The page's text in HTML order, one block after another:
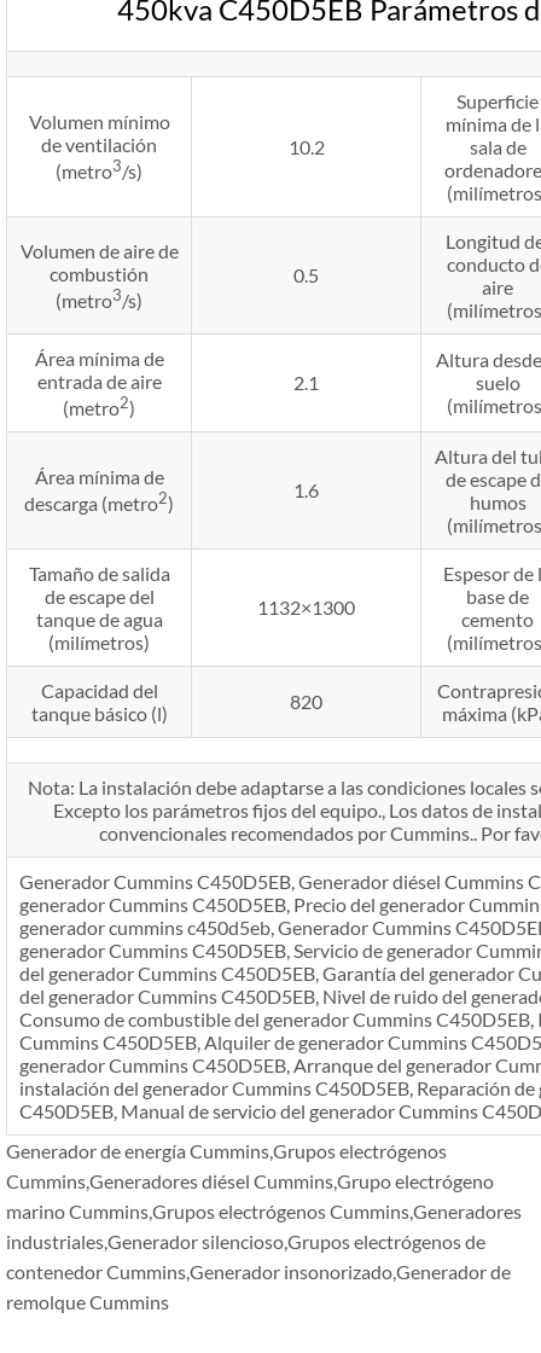
450kva C450D5EB Parámetros
Volumen mínimo
de ventilación
(metro3/s)
10.2
Superficie
mínima de
sala de
Volumen de aire de
combustión
(metro3/s)
0.5
Longitud
conducto
aire
Área mínima de
entrada de aire
(metro2)
2.1
Altura
suelo
Área mínima de
descarga (metro2)
1.6
Altura del
de escape
humos
Tamaño de salida
de escape del
tanque de agua
(milímetros)
1132×1300
Espesor de
base de
cemento
Capacidad del
tanque básico (l)
820
máxima
Nota: La instalación debe adaptarse a las condiciones locales
Excepto los parámetros fijos del equipo., Los datos de
convencionales recomendados por Cummins.. Por
Generador Cummins C450D5EB, Generador diésel Cummins
generador Cummins C450D5EB, Precio del generador
generador cummins c450d5eb, Generador Cummins
generador Cummins C450D5EB, Servicio de generador
del generador Cummins C450D5EB, Garantía del generador
del generador Cummins C450D5EB, Nivel de ruido del
Consumo de combustible del generador Cummins
Cummins C450D5EB, Alquiler de generador Cummins
generador Cummins C450D5EB, Arranque del generador
instalación del generador Cummins C450D5EB, Reparación
C450D5EB, Manual de servicio del generador Cummins
Generador de energía Cummins,Grupos electrógenos
Cummins,Generadores diésel Cummins,Grupo electrógeno
marino Cummins,Grupos electrógenos Cummins,Generadores
industriales,Generador silencioso,Grupos electrógenos de
contenedor Cummins,Generador insonorizado,Generador de
remolque Cummins